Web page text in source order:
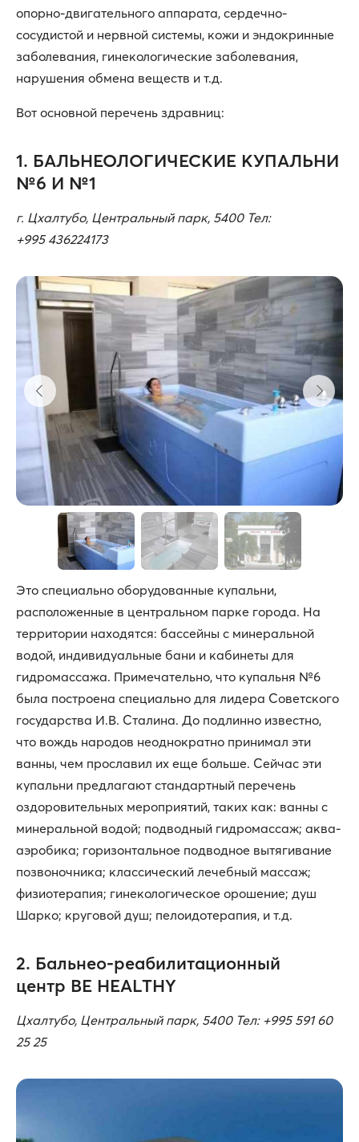
опорно-двигательного аппарата, сердечно-
сосудистой и нервной системы, кожи и эндокринные
заболевания, гинекологические заболевания,
нарушения обмена веществ и т.д.
Вот основной перечень здравниц:
1. БАЛЬНЕОЛОГИЧЕСКИЕ КУПАЛЬНИ
№6 И №1
г. Цхалтубо, Центральный парк, 5400 Тел:
+995 436224173
Это специально оборудованные купальни,
расположенные в центральном парке города. На
территории находятся: бассейны с минеральной
водой, индивидуальные бани и кабинеты для
гидромассажа. Примечательно, что купальня №6
была построена специально для лидера Советского
государства И.В. Сталина. До подлинно известно,
что вождь народов неоднократно принимал эти
ванны, чем прославил их еще больше. Сейчас эти
купальни предлагают стандартный перечень
оздоровительных мероприятий, таких как: ванны с
минеральной водой; подводный гидромассаж; аква-
аэробика; горизонтальное подводное вытягивание
позвоночника; классический лечебный массаж;
физиотерапия; гинекологическое орошение; душ
Шарко; круговой душ; пелоидотерапия, и т.д.
2. Бальнео-реабилитационный
центр BE HEALTHY
Цхалтубо, Центральный парк, 5400 Тел: +995 591 60
25 25